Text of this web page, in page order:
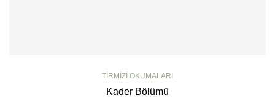
TIRMIZI OKUMALARI
Kader Bölümü